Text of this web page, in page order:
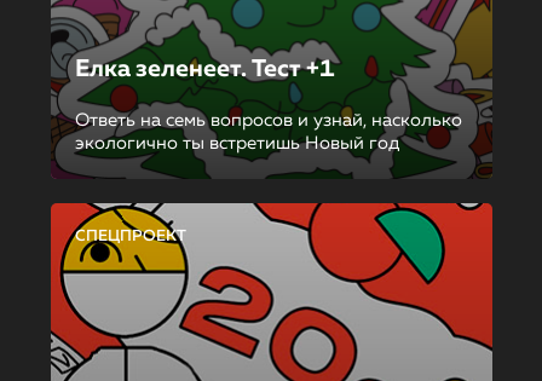
Елка зеленеет. Тест +1
Ответь на семь вопросов и узнай, насколько
экологично ты встретишь Новый год
СПЕЦПРОЕКТ